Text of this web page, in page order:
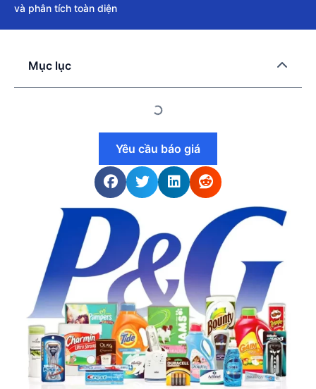
và phân tích toàn diện
Mục lục
Yêu cầu báo giá